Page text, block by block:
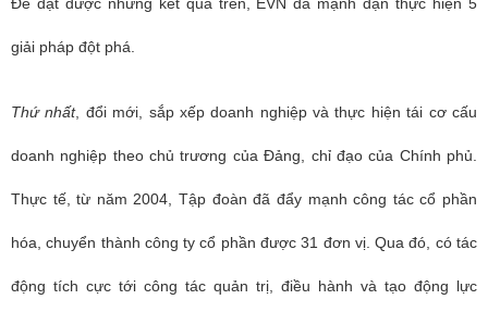
giải pháp đột phá.
Thứ nhất, đổi mới, sắp xếp doanh nghiệp và thực hiện tái cơ cấu
doanh nghiệp theo chủ trương của Đảng, chỉ đạo của Chính phủ.
Thực tế, từ năm 2004, Tập đoàn đã đẩy mạnh công tác cổ phần
hóa, chuyển thành công ty cổ phần được 31 đơn vị. Qua đó, có tác
động tích cực tới công tác quản trị, điều hành và tạo động lực